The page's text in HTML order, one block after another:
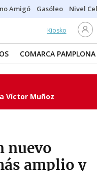
Amigó Gasóleo Nivel
Kiosko
COMARCA PAMPLONA
Víctor Muñoz
nuevo
amplio y